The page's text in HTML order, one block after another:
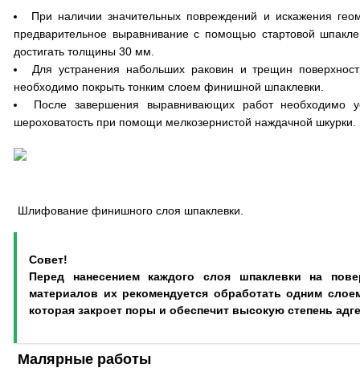
При наличии значительных повреждений и искажения
предварительное выравнивание с помощью стартовой
достигать толщины 30 мм.
Для устранения набольших раковин и трещин
необходимо покрыть тонким слоем финишной шпаклевки.
После завершения выравнивающих работ необходимо
шероховатость при помощи мелкозернистой наждачной шкурки.
Шлифование финишного слоя шпаклевки.
Совет!
Перед нанесением каждого слоя шпаклевки на
материалов их рекомендуется обработать одним
которая закроет поры и обеспечит высокую степень
Малярные работы